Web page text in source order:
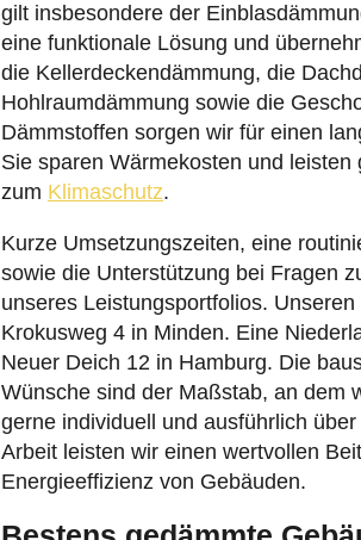
gilt insbesondere der
eine funktionale Lösung und
die Kellerdeckendämmung, die
Hohlraumdämmung sowie die
Dämmstoffen sorgen wir für einen
Sie sparen Wärmekosten und
zum Klimaschutz.
Kurze Umsetzungszeiten, eine
sowie die Unterstützung bei Fragen
unseres Leistungsportfolios.
Krokusweg 4 in Minden. Eine
Neuer Deich 12 in Hamburg. Die
Wünsche sind der Maßstab, an dem
gerne individuell und ausführlich
Arbeit leisten wir einen wertvollen
Energieeffizienz von Gebäuden.